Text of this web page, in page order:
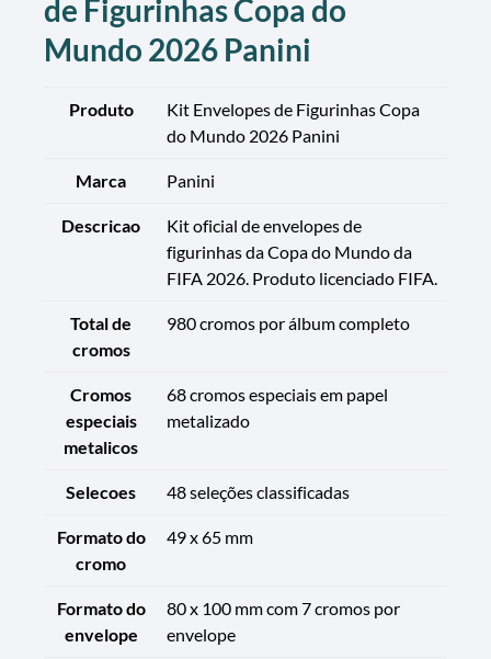
de Figurinhas Copa do
Mundo 2026 Panini
Produto
Kit Envelopes de Figurinhas Copa
do Mundo 2026 Panini
Marca Panini
Descricao
Kit oficial de envelopes de
figurinhas da Copa do Mundo da
FIFA 2026. Produto licenciado FIFA.
Total de
cromos
980 cromos por álbum completo
Cromos
especiais
metalicos
68 cromos especiais em papel
metalizado
Selecoes 48 seleções classificadas
Formato do
cromo
49 x 65 mm
Formato do
envelope
80 x 100 mm com 7 cromos por
envelope